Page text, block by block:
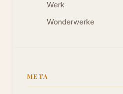
Werk
Wonderwerke
META